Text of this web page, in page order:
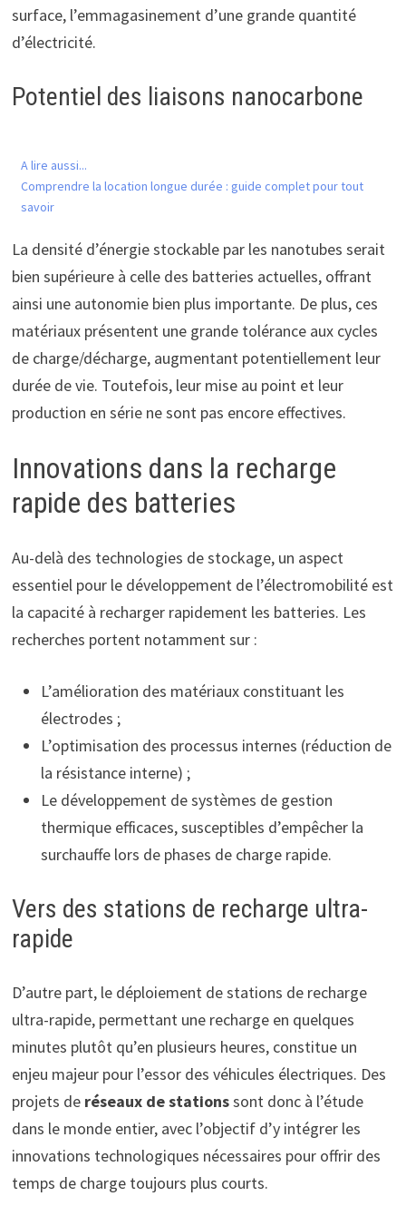
surface, l’emmagasinement d’une grande quantité
d’électricité.
Potentiel des liaisons nanocarbone
A lire aussi...
Comprendre la location longue durée : guide complet pour tout
savoir
La densité d’énergie stockable par les nanotubes serait
bien supérieure à celle des batteries actuelles, offrant
ainsi une autonomie bien plus importante. De plus, ces
matériaux présentent une grande tolérance aux cycles
de charge/décharge, augmentant potentiellement leur
durée de vie. Toutefois, leur mise au point et leur
production en série ne sont pas encore effectives.
Innovations dans la recharge
rapide des batteries
Au-delà des technologies de stockage, un aspect
essentiel pour le développement de l’électromobilité est
la capacité à recharger rapidement les batteries. Les
recherches portent notamment sur :
L’amélioration des matériaux constituant les
électrodes ;
L’optimisation des processus internes (réduction de
la résistance interne) ;
Le développement de systèmes de gestion
thermique efficaces, susceptibles d’empêcher la
surchauffe lors de phases de charge rapide.
Vers des stations de recharge ultra-
rapide
D’autre part, le déploiement de stations de recharge
ultra-rapide, permettant une recharge en quelques
minutes plutôt qu’en plusieurs heures, constitue un
enjeu majeur pour l’essor des véhicules électriques. Des
projets de réseaux de stationssont donc à l’étude
dans le monde entier, avec l’objectif d’y intégrer les
innovations technologiques nécessaires pour offrir des
temps de charge toujours plus courts.